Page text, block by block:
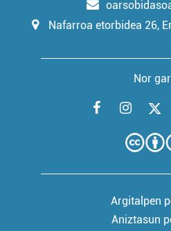
Nafarroa etorbidea 26,
Nor
Argitalpen
Aniztasun